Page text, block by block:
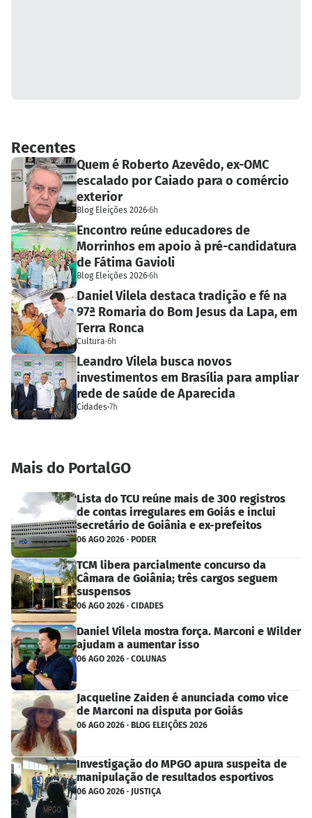
Recentes
Quem é Roberto Azevêdo, ex-OMC
escalado por Caiado para o comércio
exterior
Blog Eleições 2026·6h
Encontro reúne educadores de
Morrinhos em apoio à pré-candidatura
de Fátima Gavioli
Blog Eleições 2026·6h
Daniel Vilela destaca tradição e fé na
97ª Romaria do Bom Jesus da Lapa, em
Terra Ronca
Cultura·6h
Leandro Vilela busca novos
investimentos em Brasília para ampliar
rede de saúde de Aparecida
Cidades·7h
Mais do PortalGO
Lista do TCU reúne mais de 300 registros
de contas irregulares em Goiás e inclui
secretário de Goiânia e ex-prefeitos
06 AGO 2026 · PODER
TCM libera parcialmente concurso da
Câmara de Goiânia; três cargos seguem
suspensos
06 AGO 2026 · CIDADES
Daniel Vilela mostra força. Marconi e Wilder
ajudam a aumentar isso
06 AGO 2026 · COLUNAS
Jacqueline Zaiden é anunciada como vice
de Marconi na disputa por Goiás
06 AGO 2026 · BLOG ELEIÇÕES 2026
Investigação do MPGO apura suspeita de
manipulação de resultados esportivos
06 AGO 2026 · JUSTIÇA